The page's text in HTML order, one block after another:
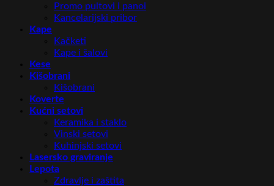
Promo pultovi i panoi
Kancelarijski pribor
Kape
Kačketi
Kape i šalovi
Kese
Kišobrani
Kišobrani
Koverte
Kućni setovi
Keramika i staklo
Vinski setovi
Kuhinjski setovi
Lasersko graviranje
Lepota
Zdravlje i zaštita